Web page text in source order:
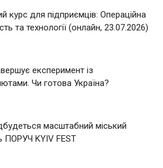
курс для підприємців: Операційна
та технології (онлайн, 23.07.2026)
експеримент із
Чи готова Україна?
масштабний міський
ПОРУЧ KYIV FEST